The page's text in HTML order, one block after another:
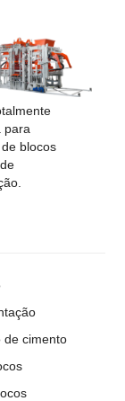
para
blocos
de cimento